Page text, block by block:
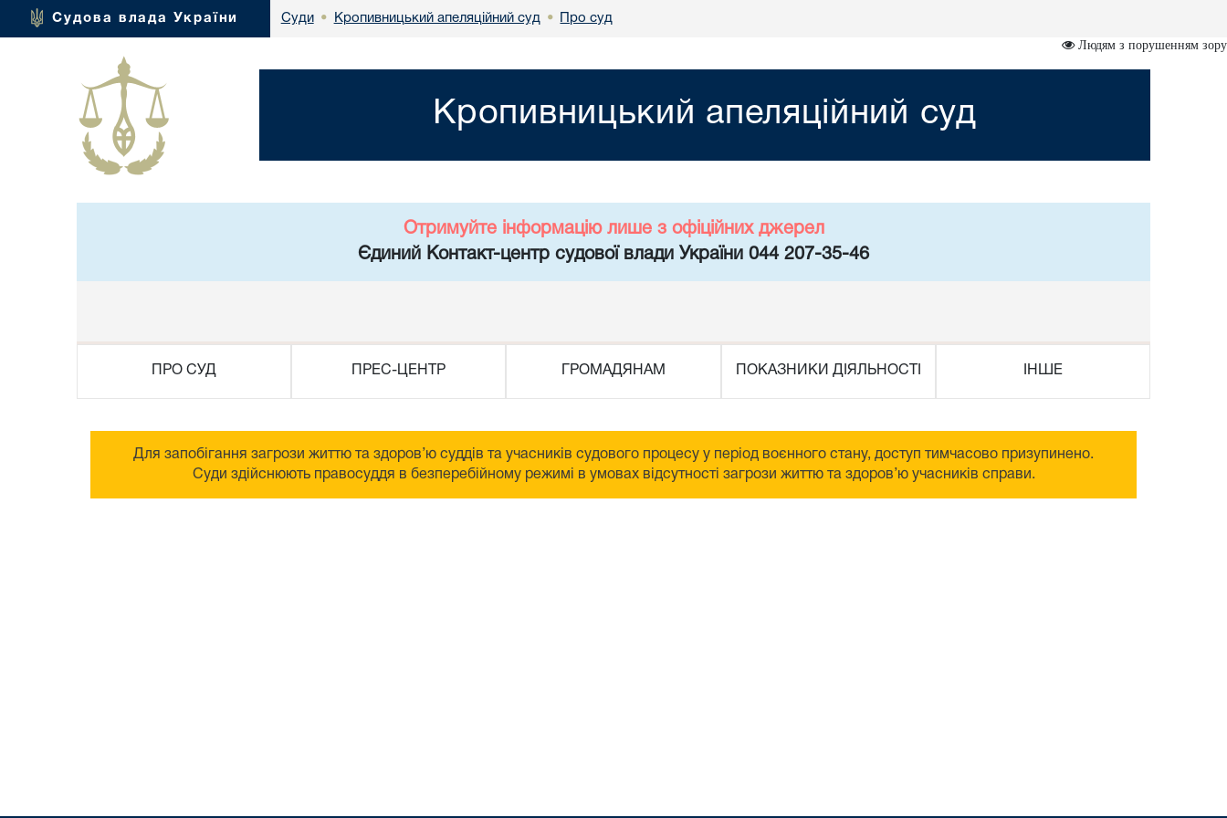
Судова влада України Суди • Кропивницький апеляційний суд • Про суд
Людям з порушенням зору
Кропивницький апеляційний суд
Отримуйте інформацію лише з офіційних джерел
Єдиний Контакт-центр судової влади України 044 207-35-46
ПРО СУД ПРЕС-ЦЕНТР ГРОМАДЯНАМ ПОКАЗНИКИ ДІЯЛЬНОСТІ ІНШЕ
Для запобігання загрози життю та здоров’ю суддів та учасників судового процесу у період воєнного стану, доступ тимчасово призупинено.
Суди здійснюють правосуддя в безперебійному режимі в умовах відсутності загрози життю та здоров’ю учасників справи.